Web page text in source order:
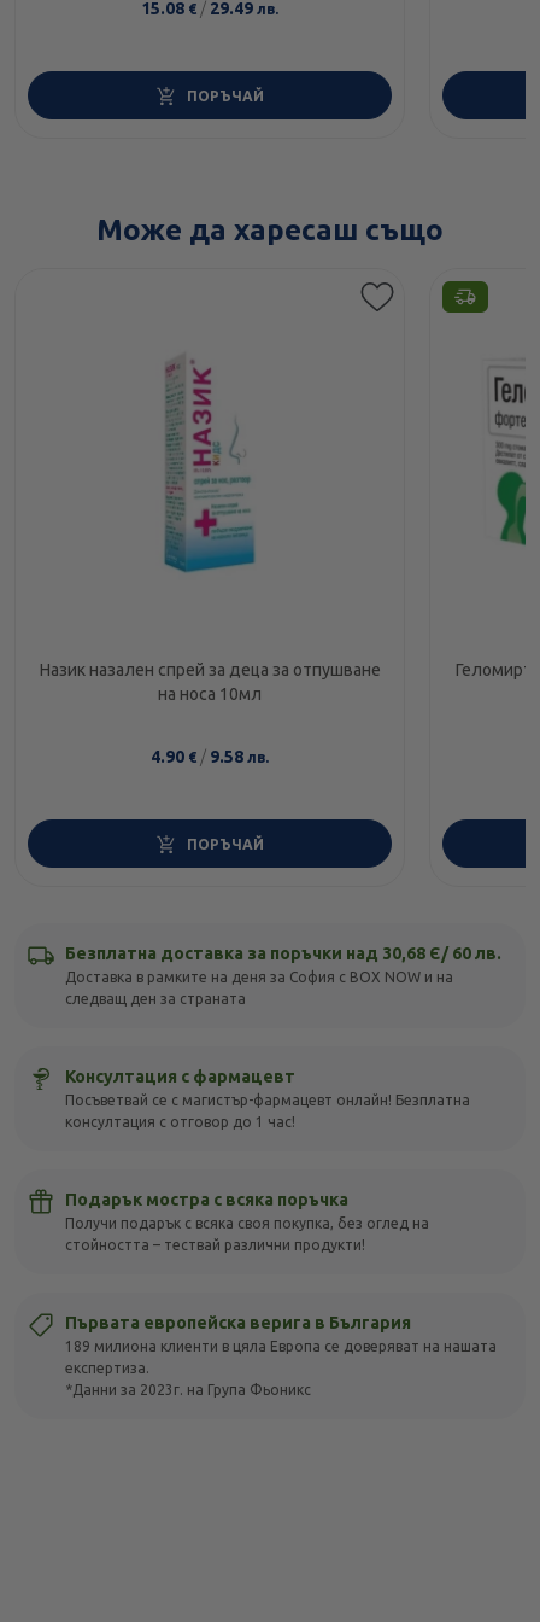
15.08 € / 29.49 лв.
ПОРЪЧАЙ
Може да харесаш също
Назик назален спрей за деца за отпушване
на носа 10мл
4.90 € / 9.58 лв.
ПОРЪЧАЙ
Безплатна доставка за поръчки над 30,68 Є/ 60 лв.
Доставка в рамките на деня за София с BOX NOW и на
следващ ден за страната
Консултация с фармацевт
Посъветвай се с магистър-фармацевт онлайн! Безплатна
консултация с отговор до 1 час!
Подарък мостра с всяка поръчка
Получи подарък с всяка своя покупка, без оглед на
стойността – тествай различни продукти!
Първата европейска верига в България
189 милиона клиенти в цяла Европа се доверяват на нашата
експертиза.
*Данни за 2023г. на Група Фьоникс